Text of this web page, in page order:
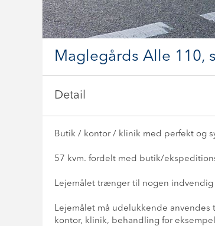
Maglegårds Alle 110,
Detail
Butik / kontor / klinik med perfekt og
57 kvm. fordelt med butik/
Lejemålet trænger til nogen
Lejemålet må udelukkende
kontor, klinik, behandling for